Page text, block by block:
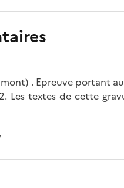
. Epreuve portant
Les textes de cette